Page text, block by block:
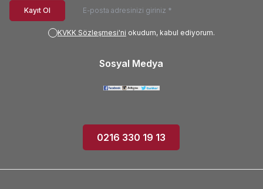
Kayıt Ol
KVKK Sözleşmesi'ni okudum, kabul ediyorum.
Sosyal Medya
0216 330 19 13